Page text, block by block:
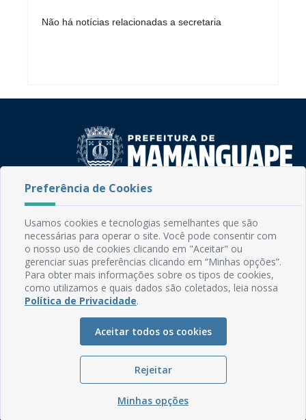
Não há notícias relacionadas a secretaria
Fone: (83) 3292-2246
Email: comunicacao@mamanguape.pb.gov.br
Expediente: Segunda à Sexta, das 08h às 13h
Mapa do Site
Perguntas frequentes
Manual de Navegação
Ouvidoria
Preferência de Cookies
Usamos cookies e tecnologias semelhantes que são
necessárias para operar o site. Você pode consentir com
o nosso uso de cookies clicando em "Aceitar" ou
gerenciar suas preferências clicando em “Minhas opções”.
Para obter mais informações sobre os tipos de cookies,
como utilizamos e quais dados são coletados, leia nossa
Política de Privacidade.
Aceitar todos os cookies
Rejeitar
Minhas opções